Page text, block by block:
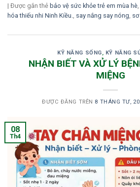
| Được gắn thẻ bảo vệ sức khỏe trẻ em mùa hè
hóa thiếu nhi Ninh Kiều.
say nắng say nóng
KỸ NĂNG SỐNG KỸ NĂNG
NHẬN BIẾT VÀ XỬ LÝ
MIỆNG
ĐƯỢC ĐĂNG TRÊN 8 THÁNG TƯ,
08
Th4